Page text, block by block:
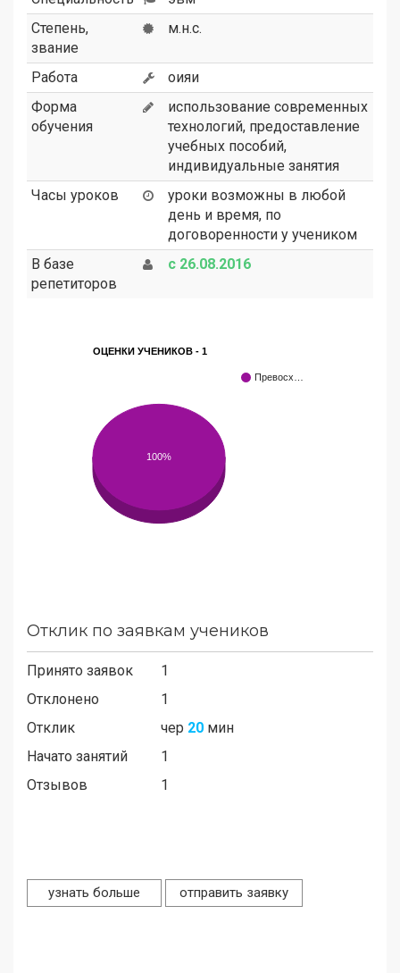
Степень,
звание
м.н.с.
Работа
оияи
Форма
обучения
использование современных
технологий, предоставление
учебных пособий,
индивидуальные занятия
Часы уроков
уроки возможны в любой
день и время, по
договоренности у учеником
В базе
репетиторов
с 26.08.2016
ОЦЕНКИ УЧЕНИКОВ - 1
Превосх…
100%
Отклик по заявкам учеников
Принято заявок
1
Отклонено
1
Отклик
чер 20 мин
Начато занятий
1
Отзывов
1
узнать больше отправить заявку